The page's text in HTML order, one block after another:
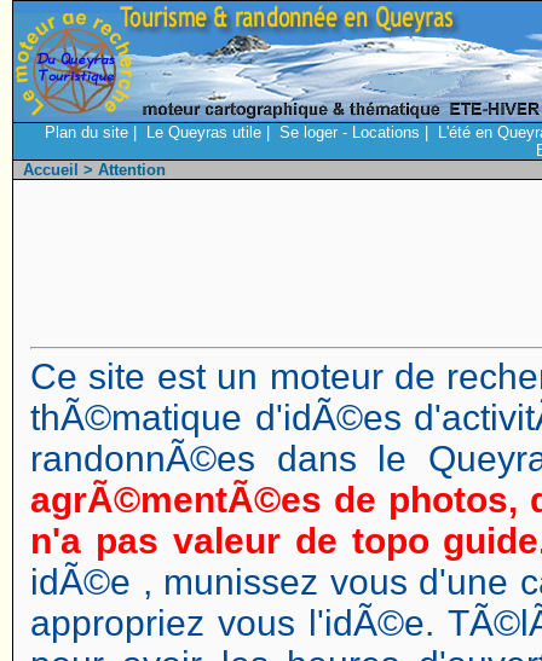
Plan du site Le Queyras utile Se loger - Locations
L'été en
Accueil > Attention
Ce site est un moteur de
thÃ©matique d'idÃ©es
randonnÃ©es dans le
agrÃ©mentÃ©es de photos,
n'a pas valeur de topo
idÃ©e , munissez vous d'une
appropriez vous l'idÃ©e.